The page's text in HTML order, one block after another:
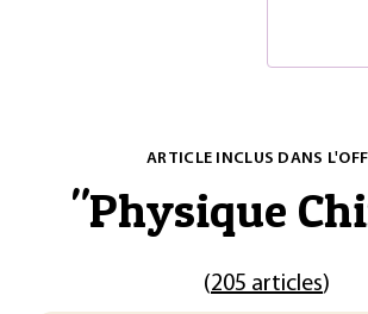
ARTICLE INCLUS DANS
"Physique
(205 articles)